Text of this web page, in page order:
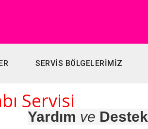
SERVİS BÖLGELERİMİZ
Servisi
Yardım ve Destek